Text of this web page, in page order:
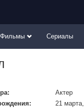
Фильмы Сериалы
Актер
21